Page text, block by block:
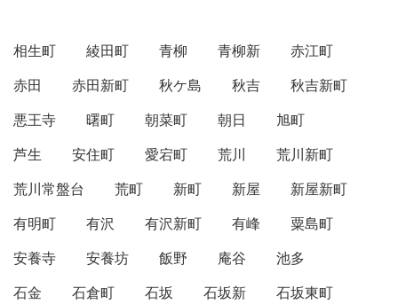
相生町 綾田町 青柳 青柳新
赤江町
赤田
赤田新町 秋ケ島 秋吉
秋吉新町
悪王寺
曙町 朝菜町 朝日
旭町
芦生
安住町 愛宕町 荒川
荒川新町
荒川常盤台
荒町 新町 新屋
新屋新町
有明町
有沢 有沢新町 有峰
粟島町
安養寺
安養坊 飯野 庵谷
池多
石金
石倉町 石坂 石坂新
石坂東町